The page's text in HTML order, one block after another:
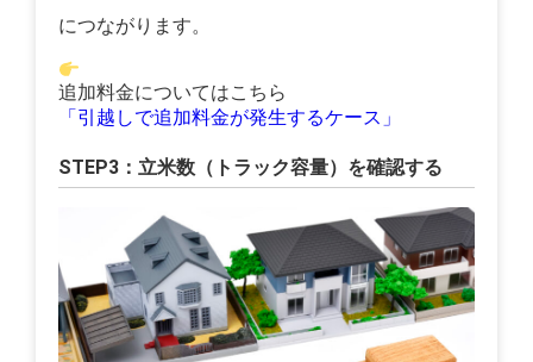
につながります。
追加料金についてはこちら
「引越しで追加料金が発生するケース」
STEP3：立米数（トラック容量）を確認する